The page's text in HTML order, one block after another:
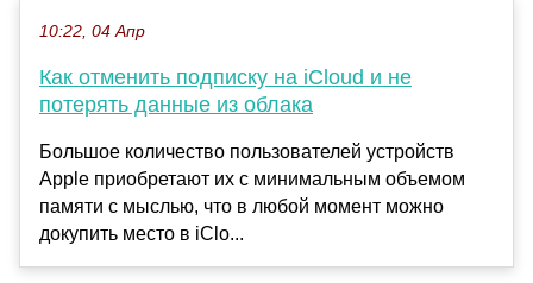
10:22, 04 Апр
Как отменить подписку на iCloud и не
потерять данные из облака
Большое количество пользователей устройств
Apple приобретают их с минимальным объемом
памяти с мыслью, что в любой момент можно
докупить место в iClo...